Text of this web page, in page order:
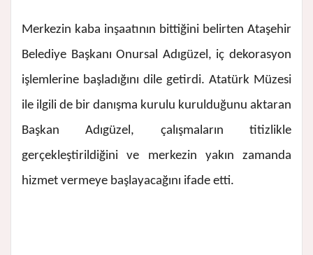
Merkezin kaba inşaatının bittiğini belirten Ataşehir
Belediye Başkanı Onursal Adıgüzel, iç dekorasyon
işlemlerine başladığını dile getirdi. Atatürk Müzesi
ile ilgili de bir danışma kurulu kurulduğunu aktaran
Başkan Adıgüzel, çalışmaların titizlikle
gerçekleştirildiğini ve merkezin yakın zamanda
hizmet vermeye başlayacağını ifade etti.